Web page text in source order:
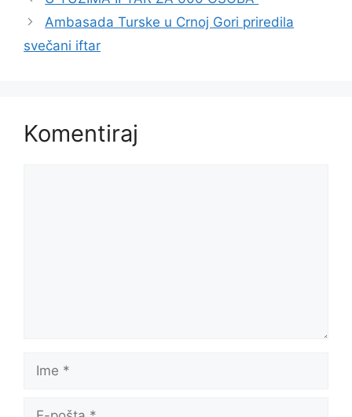
Ambasada Turske u Crnoj Gori priredila
svečani iftar
Komentiraj
Ime